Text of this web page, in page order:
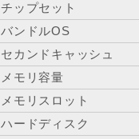
チップセット
バンドルOS
セカンドキャッシュ
メモリ容量
メモリスロット
ハードディスク